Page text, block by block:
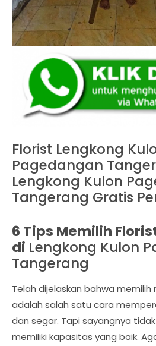
Florist Lengkong
Pagedangan
Lengkong Kulon
Tangerang Gratis
6 Tips Memilih
di Lengkong Kulon
Tangerang
Telah dijelaskan bahwa
adalah salah satu cara
dan segar. Tapi sayangnya
memiliki kapasitas yang baik.